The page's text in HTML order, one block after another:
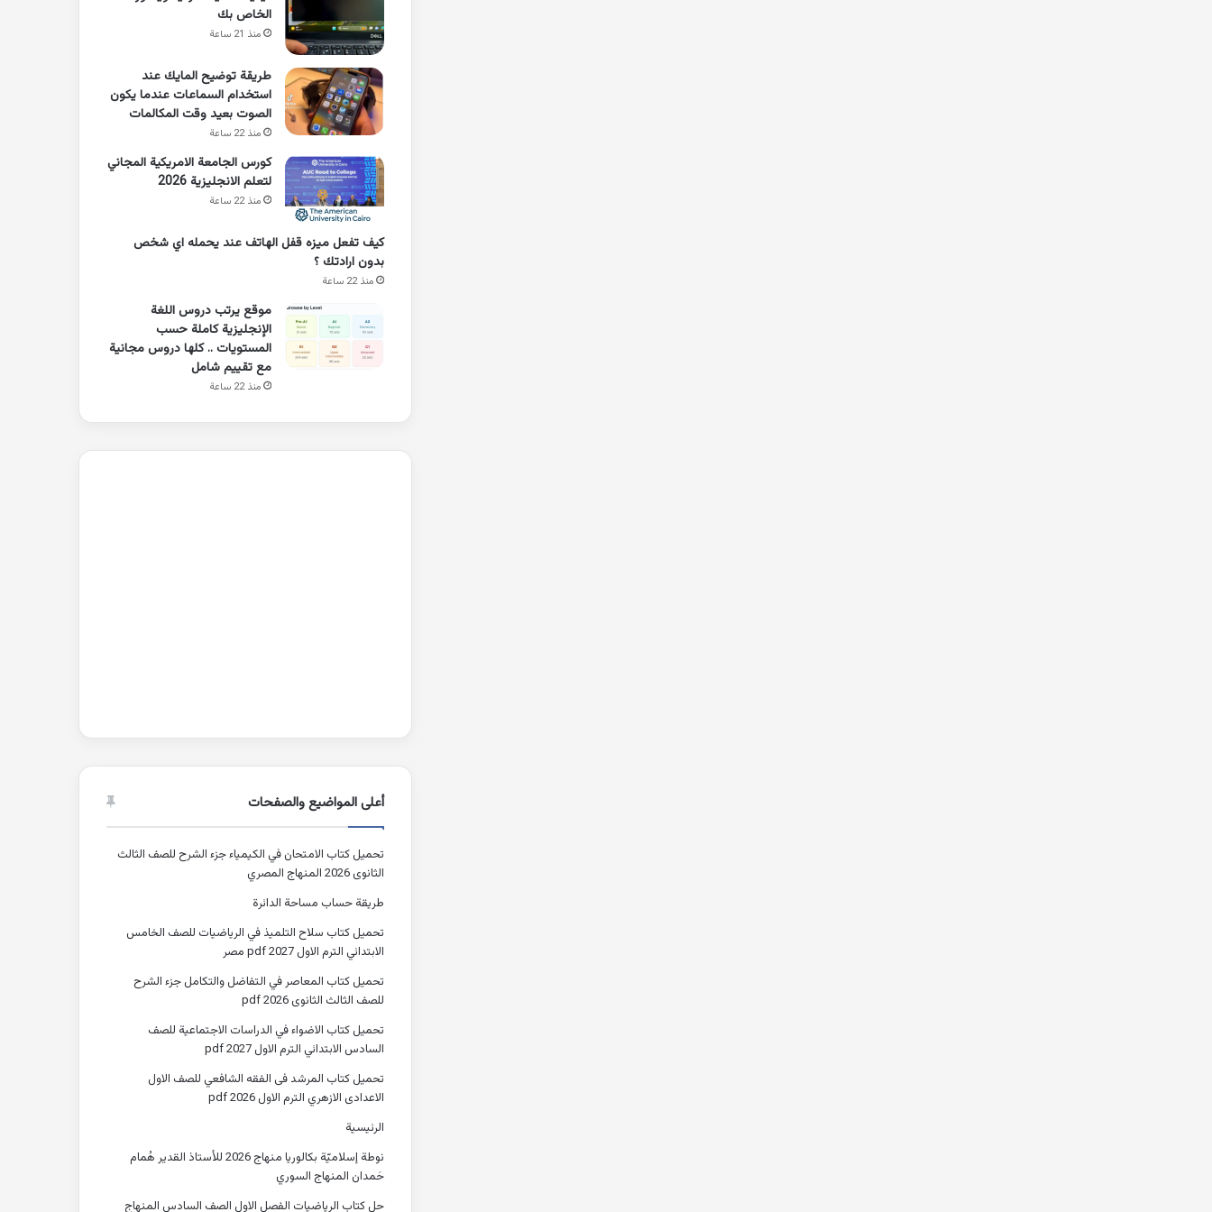
الخاص بك
منذ 21 ساعة
طريقة توضيح المايك عند
استخدام السماعات عندما يكون
الصوت بعيد وقت المكالمات
منذ 22 ساعة
كورس الجامعة الامريكية المجاني
لتعلم الانجليزية 2026
منذ 22 ساعة
كيف تفعل ميزه قفل الهاتف عند يحمله اي شخص
بدون ارادتك ؟
منذ 22 ساعة
موقع يرتب دروس اللغة
الإنجليزية كاملة حسب
المستويات .. كلها دروس مجانية
مع تقييم شامل
منذ 22 ساعة
أعلى المواضيع والصفحات
تحميل كتاب الامتحان في الكيمياء جزء الشرح للصف الثالث
الثانوى 2026 المنهاج المصري
طريقة حساب مساحة الدائرة
تحميل كتاب سلاح التلميذ في الرياضيات للصف الخامس
الابتدائي الترم الاول 2027 pdf مصر
تحميل كتاب المعاصر في التفاضل والتكامل جزء الشرح
للصف الثالث الثانوى 2026 pdf
تحميل كتاب الاضواء في الدراسات الاجتماعية للصف
السادس الابتدائي الترم الاول 2027 pdf
تحميل كتاب المرشد فى الفقه الشافعي للصف الاول
الاعدادى الازهري الترم الاول 2026 pdf
الرئيسية
نوطة إسلاميّة بكالوريا منهاج 2026 للأستاذ القدير هُمام
حَمدان المنهاج السوري
حل كتاب الرياضيات الفصل الاول الصف السادس المنهاج